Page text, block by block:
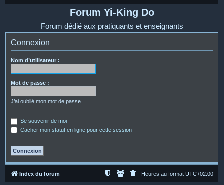
Forum Yi-King Do
Forum dédié aux pratiquants et enseignants
Connexion
Nom d’utilisateur :
Mot de passe :
J’ai oublié mon mot de passe
Se souvenir de moi
Cacher mon statut en ligne pour cette session
Index du forum Heures au format UTC+02:00